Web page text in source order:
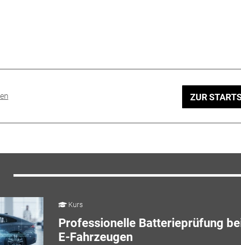
ZUR
Kurs
Professionelle Batterieprüfung
E-Fahrzeugen